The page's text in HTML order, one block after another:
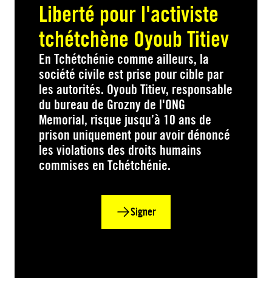
Liberté pour l'activiste
tchétchène Oyoub Titiev
En Tchétchénie comme ailleurs, la
société civile est prise pour cible par
les autorités. Oyoub Titiev, responsable
du bureau de Grozny de l'ONG
Memorial, risque jusqu’à 10 ans de
prison uniquement pour avoir dénoncé
les violations des droits humains
commises en Tchétchénie.
Signer